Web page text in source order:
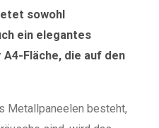
sowohl
ein elegantes
Fläche, die auf den
Metallpaneelen besteht,